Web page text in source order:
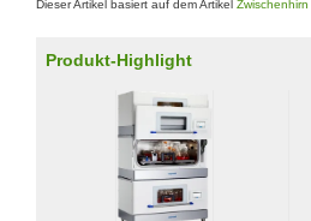
Dieser Artikel basiert auf dem Artikel Zwischenhirn
Produkt-Highlight